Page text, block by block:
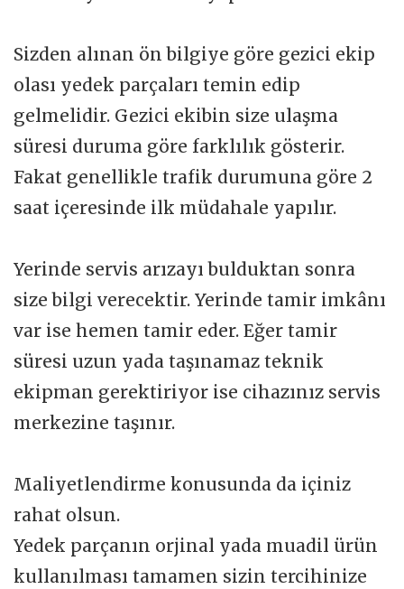
Sizden alınan ön bilgiye göre gezici ekip
olası yedek parçaları temin edip
gelmelidir. Gezici ekibin size ulaşma
süresi duruma göre farklılık gösterir.
Fakat genellikle trafik durumuna göre 2
saat içeresinde ilk müdahale yapılır.
Yerinde servis arızayı bulduktan sonra
size bilgi verecektir. Yerinde tamir imkânı
var ise hemen tamir eder. Eğer tamir
süresi uzun yada taşınamaz teknik
ekipman gerektiriyor ise cihazınız servis
merkezine taşınır.
Maliyetlendirme konusunda da içiniz
rahat olsun.
Yedek parçanın orjinal yada muadil ürün
kullanılması tamamen sizin tercihinize